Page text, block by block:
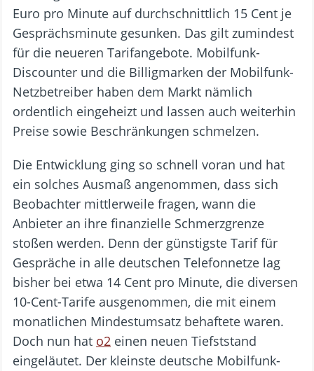
Euro pro Minute auf durchschnittlich 15 Cent je
Gesprächsminute gesunken. Das gilt zumindest
für die neueren Tarifangebote. Mobilfunk-
Discounter und die Billigmarken der Mobilfunk-
Netzbetreiber haben dem Markt nämlich
ordentlich eingeheizt und lassen auch weiterhin
Preise sowie Beschränkungen schmelzen.
Die Entwicklung ging so schnell voran und hat
ein solches Ausmaß angenommen, dass sich
Beobachter mittlerweile fragen, wann die
Anbieter an ihre finanzielle Schmerzgrenze
stoßen werden. Denn der günstigste Tarif für
Gespräche in alle deutschen Telefonnetze lag
bisher bei etwa 14 Cent pro Minute, die diversen
10-Cent-Tarife ausgenommen, die mit einem
monatlichen Mindestumsatz behaftete waren.
Doch nun hat o2 einen neuen Tiefststand
eingeläutet. Der kleinste deutsche Mobilfunk-